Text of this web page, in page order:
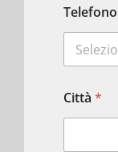
Telefono
Città *